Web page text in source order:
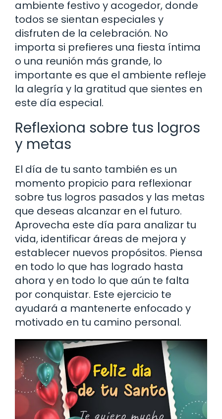
ambiente festivo y acogedor, donde
todos se sientan especiales y
disfruten de la celebración. No
importa si prefieres una fiesta íntima
o una reunión más grande, lo
importante es que el ambiente refleje
la alegría y la gratitud que sientes en
este día especial.
Reflexiona sobre tus logros
y metas
El día de tu santo también es un
momento propicio para reflexionar
sobre tus logros pasados y las metas
que deseas alcanzar en el futuro.
Aprovecha este día para analizar tu
vida, identificar áreas de mejora y
establecer nuevos propósitos. Piensa
en todo lo que has logrado hasta
ahora y en todo lo que aún te falta
por conquistar. Este ejercicio te
ayudará a mantenerte enfocado y
motivado en tu camino personal.